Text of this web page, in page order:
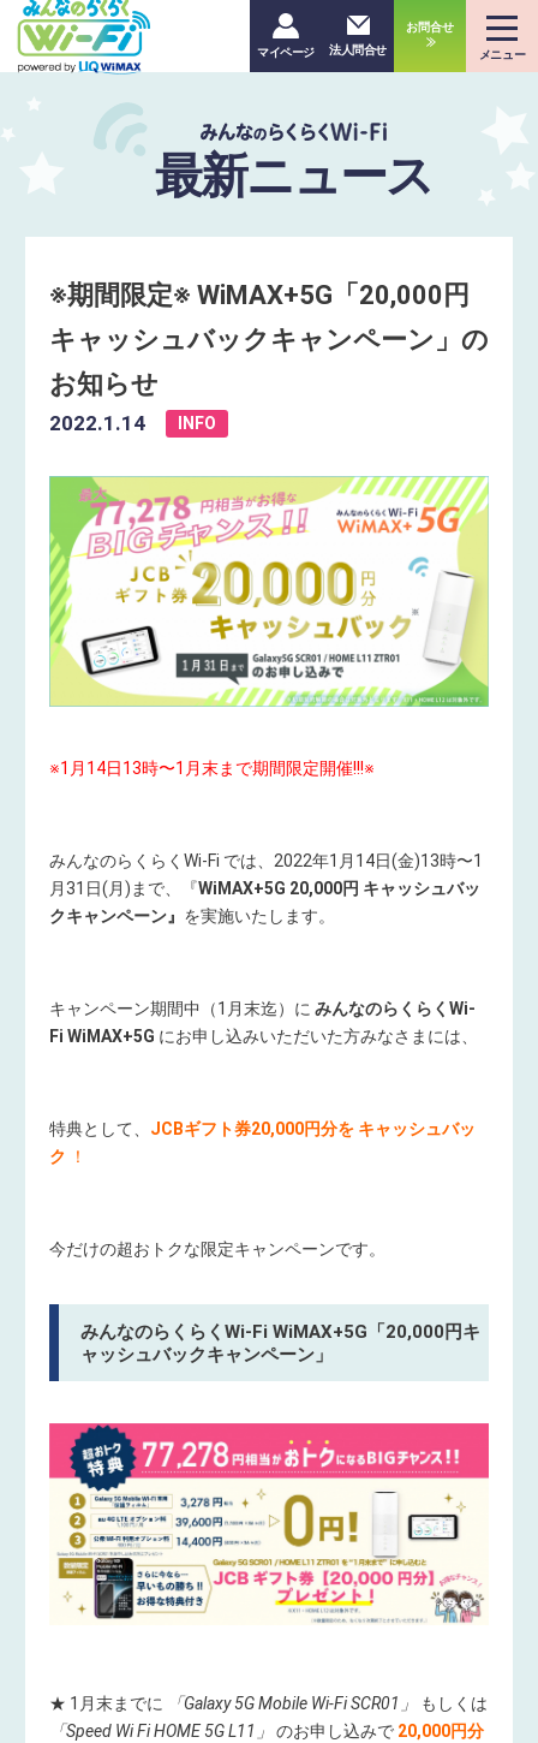
マイページ 法人問合せ
お問合せ
メニュー
最新ニュース
※期間限定※ WiMAX+5G「20,000円
キャッシュバックキャンペーン」の
お知らせ
2022.1.14 INFO
※1月14日13時〜1月末まで期間限定開催!!!※
みんなのらくらくWi-Fi では、2022年1月14日(金)13時〜1
月31日(月)まで、『WiMAX+5G 20,000円 キャッシュバッ
クキャンペーン』 を実施いたします。
キャンペーン期間中（1月末迄）に みんなのらくらくWi-
Fi WiMAX+5G にお申し込みいただいた方みなさまには、
特典として、 JCBギフト券20,000円分を キャッシュバッ
ク
！
今だけの超おトクな限定キャンペーンです。
みんなのらくらくWi-Fi WiMAX+5G「20,000円キ
ャッシュバックキャンペーン」
★ 1月末までに 「Galaxy 5G Mobile Wi-Fi SCR01」
もしくは
「Speed Wi Fi HOME 5G L11」
のお申し込みで20,000円分